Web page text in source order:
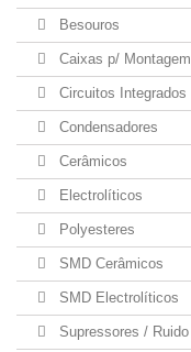
Besouros
Caixas p/ Montagem
Circuitos Integrados
Condensadores
Cerâmicos
Electrolíticos
Polyesteres
SMD Cerâmicos
SMD Electrolíticos
Supressores / Ruido